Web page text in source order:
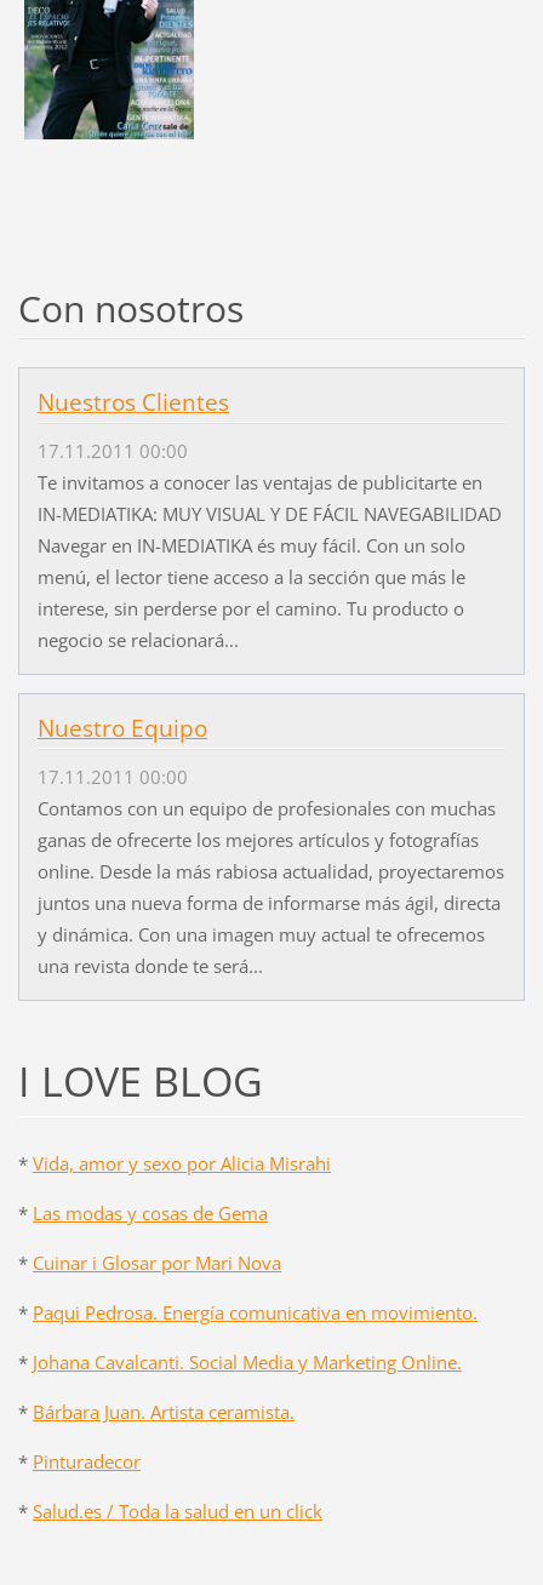
Con nosotros
Nuestros Clientes
17.11.2011 00:00
Te invitamos a conocer las ventajas de publicitarte en
IN-MEDIATIKA: MUY VISUAL Y DE FÁCIL NAVEGABILIDAD
Navegar en IN-MEDIATIKA és muy fácil. Con un solo
menú, el lector tiene acceso a la sección que más le
interese, sin perderse por el camino. Tu producto o
negocio se relacionará...
Nuestro Equipo
17.11.2011 00:00
Contamos con un equipo de profesionales con muchas
ganas de ofrecerte los mejores artículos y fotografías
online. Desde la más rabiosa actualidad, proyectaremos
juntos una nueva forma de informarse más ágil, directa
y dinámica. Con una imagen muy actual te ofrecemos
una revista donde te será...
I LOVE BLOG
* Vida, amor y sexo por Alicia Misrahi
* Las modas y cosas de Gema
* Cuinar i Glosar por Mari Nova
* Paqui Pedrosa. Energía comunicativa en movimiento.
* Johana Cavalcanti. Social Media y Marketing Online.
* Bárbara Juan. Artista ceramista.
* Pinturadecor
* Salud.es / Toda la salud en un click